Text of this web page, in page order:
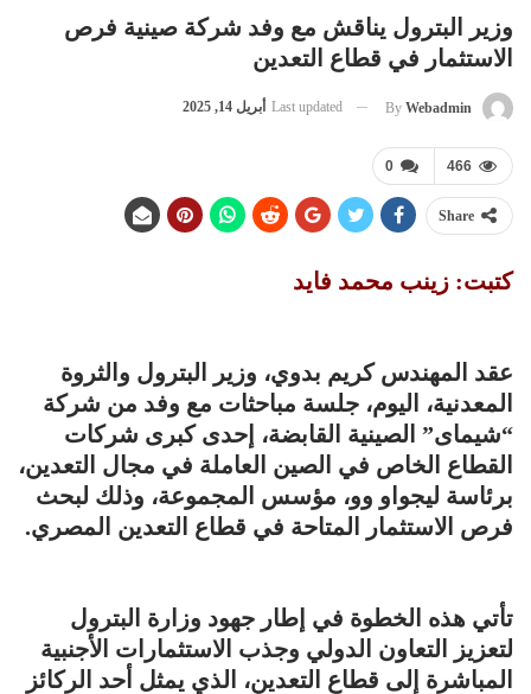
وزير البترول يناقش مع وفد شركة صينية فرص
الاستثمار في قطاع التعدين
By Webadmin
Last updated أبريل 14, 2025
0 466
Share
كتبت: زينب محمد فايد
عقد المهندس كريم بدوي، وزير البترول والثروة
المعدنية، اليوم، جلسة مباحثات مع وفد من شركة
“شيماى” الصينية القابضة، إحدى كبرى شركات
القطاع الخاص في الصين العاملة في مجال التعدين،
برئاسة ليجواو وو، مؤسس المجموعة، وذلك لبحث
فرص الاستثمار المتاحة في قطاع التعدين المصري.
تأتي هذه الخطوة في إطار جهود وزارة البترول
لتعزيز التعاون الدولي وجذب الاستثمارات الأجنبية
المباشرة إلى قطاع التعدين، الذي يمثل أحد الركائز